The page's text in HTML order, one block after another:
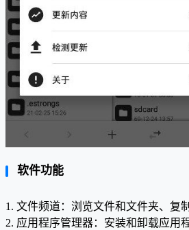
软件功能
1. 文件频道：浏览文件和文件夹、复
2. 应用程序管理器：安装和卸载应用